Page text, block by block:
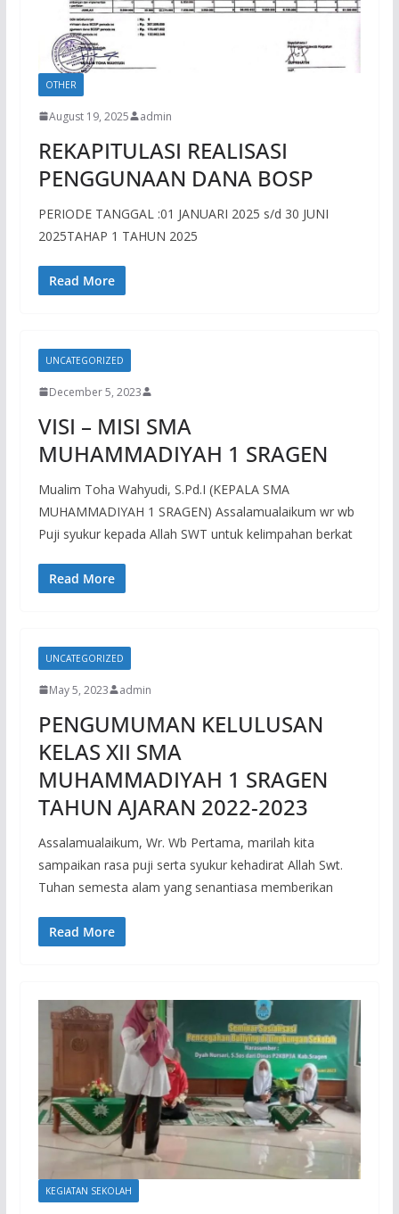
OTHER
August 19, 2025 admin
REKAPITULASI REALISASI
PENGGUNAAN DANA BOSP
PERIODE TANGGAL :01 JANUARI 2025 s/d 30 JUNI
2025TAHAP 1 TAHUN 2025
Read More
UNCATEGORIZED
December 5, 2023
VISI – MISI SMA
MUHAMMADIYAH 1 SRAGEN
Mualim Toha Wahyudi, S.Pd.I (KEPALA SMA
MUHAMMADIYAH 1 SRAGEN) Assalamualaikum wr wb
Puji syukur kepada Allah SWT untuk kelimpahan berkat
Read More
UNCATEGORIZED
May 5, 2023 admin
PENGUMUMAN KELULUSAN
KELAS XII SMA
MUHAMMADIYAH 1 SRAGEN
TAHUN AJARAN 2022-2023
Assalamualaikum, Wr. Wb Pertama, marilah kita
sampaikan rasa puji serta syukur kehadirat Allah Swt.
Tuhan semesta alam yang senantiasa memberikan
Read More
KEGIATAN SEKOLAH